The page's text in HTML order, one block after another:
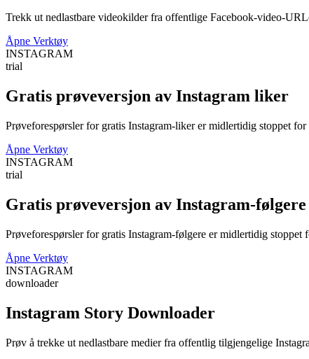
Trekk ut nedlastbare videokilder fra offentlige Facebook-video-
Åpne Verktøy
INSTAGRAM
trial
Gratis prøveversjon av Instagram liker
Prøveforespørsler for gratis Instagram-liker er midlertidig stoppet
Åpne Verktøy
INSTAGRAM
trial
Gratis prøveversjon av Instagram-følgere
Prøveforespørsler for gratis Instagram-følgere er midlertidig
Åpne Verktøy
INSTAGRAM
downloader
Instagram Story Downloader
Prøv å trekke ut nedlastbare medier fra offentlig tilgjengelige